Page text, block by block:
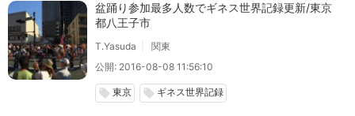
盆踊り参加最多人数でギネス世界記録更新/東京
都八王子市
T.Yasuda
関東
公開: 2016-08-08 11:56:10
local_offer 東京 local_offer ギネス世界記録